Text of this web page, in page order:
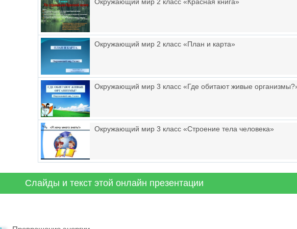
Окружающий мир 2 класс «План и карта»
Окружающий мир 3 класс «Где обитают живые
Окружающий мир 3 класс «Строение тела человека»
Слайды и текст этой онлайн презентации